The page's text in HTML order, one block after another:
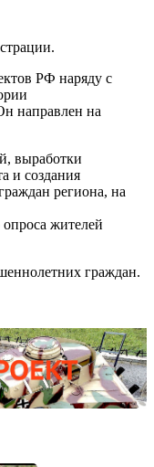
РФ наряду с
направлен на
выработки
и создания
региона, на
жителей
граждан.